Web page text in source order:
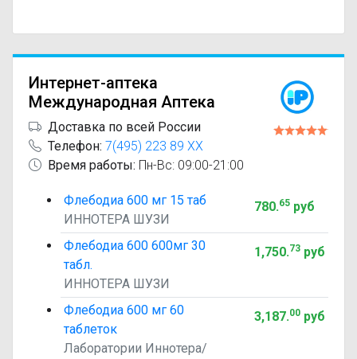
Интернет-аптека
Международная Аптека
Доставка по всей России
Телефон: 7(495) 223 89 XX
Время работы: Пн-Вс: 09:00-21:00
Флебодиа 600 мг 15 таб
ИННОТЕРА ШУЗИ
780.65руб
Флебодиа 600 600мг 30
табл.
ИННОТЕРА ШУЗИ
1,750.73руб
Флебодиа 600 мг 60
таблеток
Лаборатории Иннотера/
3,187.00руб